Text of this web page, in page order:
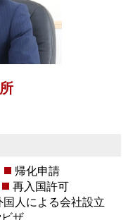
帰化申請
再入国許可
国人による会社設立